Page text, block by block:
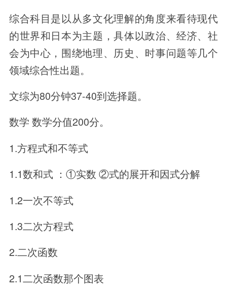
综合科目是以从多文化理解的角度来看待现代
的世界和日本为主题，具体以政治、经济、社
会为中心，围绕地理、历史、时事问题等几个
领域综合性出题。
文综为80分钟37-40到选择题。
数学 数学分值200分。
1.方程式和不等式
1.1数和式 ：①实数 ②式的展开和因式分解
1.2一次不等式
1.3二次方程式
2.二次函数
2.1二次函数那个图表